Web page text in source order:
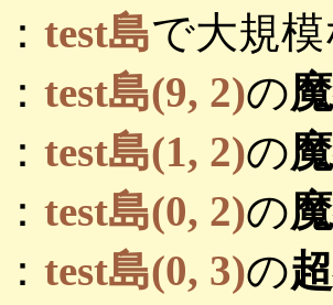
： test島で大規
： test島(9, 2)の
： test島(1, 2)の
： test島(0, 2)の
： test島(0, 3)の